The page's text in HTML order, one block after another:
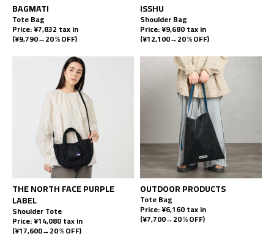
BAGMATI
Tote Bag
Price: ¥7,832 tax in
(¥9,790→20％OFF)
ISSHU
Shoulder Bag
Price: ¥9,680 tax in
(¥12,100→20％OFF)
THE NORTH FACE PURPLE
LABEL
Shoulder Tote
Price: ¥14,080 tax in
(¥17,600→20％OFF)
OUTDOOR PRODUCTS
Tote Bag
Price: ¥6,160 tax in
(¥7,700→20％OFF)